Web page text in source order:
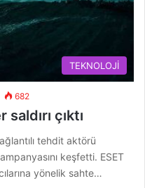
TEKNOLOJİ
682
çıktı
tehdit aktörü
keşfetti. ESET
yönelik sahte…